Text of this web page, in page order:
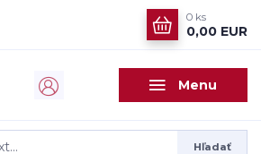
Menu
Hľadať
0 ks
0,00 EUR